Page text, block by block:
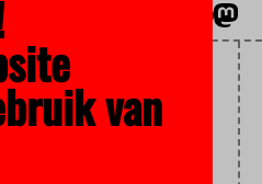
COUNCIL
van